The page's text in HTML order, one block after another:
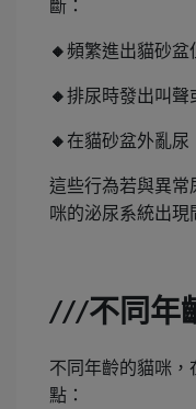
斷：
🔸頻繁進出貓砂盆
🔸排尿時發出叫聲
🔸在貓砂盆外亂尿
這些行為若與異常
咪的泌尿系統出現
///不同年
不同年齡的貓咪，
點：